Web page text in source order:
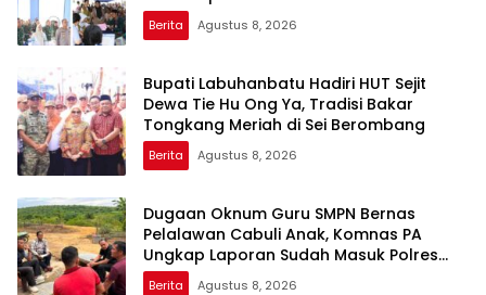
Berita Agustus 8, 2026
Bupati Labuhanbatu Hadiri HUT Sejit
Dewa Tie Hu Ong Ya, Tradisi Bakar
Tongkang Meriah di Sei Berombang
Berita Agustus 8, 2026
Dugaan Oknum Guru SMPN Bernas
Pelalawan Cabuli Anak, Komnas PA
Ungkap Laporan Sudah Masuk Polres
Sejak Juli
Berita Agustus 8, 2026